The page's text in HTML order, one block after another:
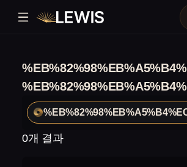
0개 결과